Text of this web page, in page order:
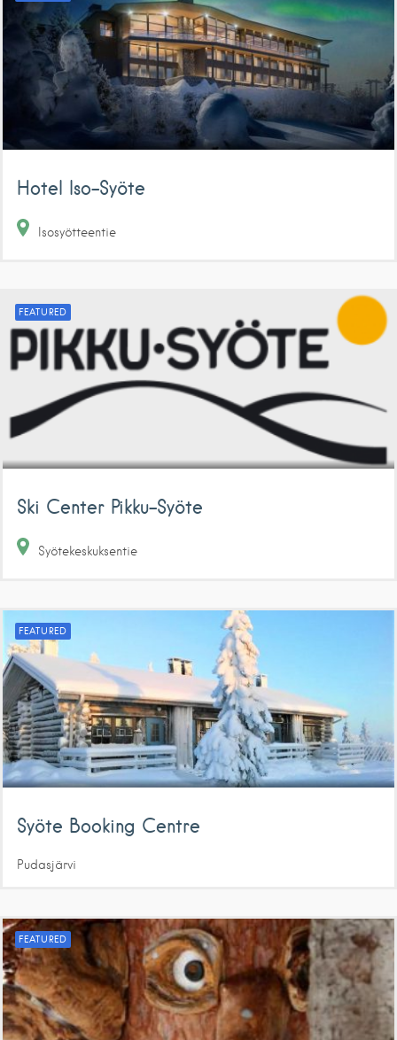
Hotel Iso-Syöte
Isosyötteentie
FEATURED
Ski Center Pikku-Syöte
Syötekeskuksentie
FEATURED
Syöte Booking Centre
Pudasjärvi
FEATURED